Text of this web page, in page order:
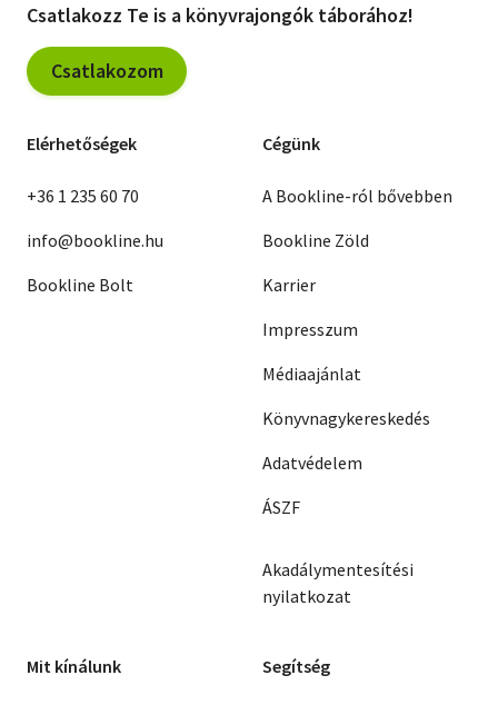
Csatlakozz Te is a könyvrajongók táborához!
Csatlakozom
Elérhetőségek
+36 1 235 60 70
info@bookline.hu
Bookline Bolt
Cégünk
A Bookline-ról bővebben
Bookline Zöld
Karrier
Impresszum
Médiaajánlat
Könyvnagykereskedés
Adatvédelem
ÁSZF
Akadálymentesítési
nyilatkozat
Mit kínálunk Segítség